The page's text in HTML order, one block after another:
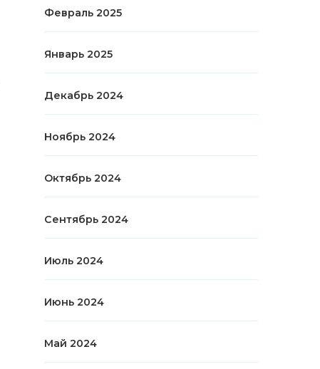
Февраль 2025
Январь 2025
Декабрь 2024
Ноябрь 2024
Октябрь 2024
Сентябрь 2024
Июль 2024
Июнь 2024
Май 2024